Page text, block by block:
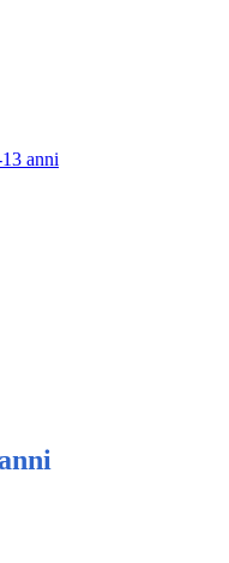
anni